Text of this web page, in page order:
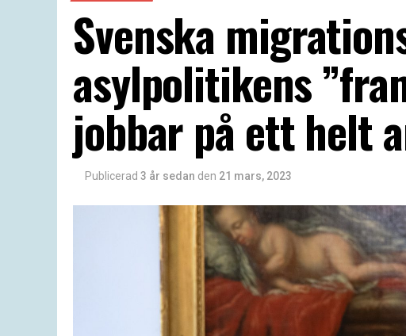
Svenska
asylpolitikens
jobbar på ett helt
Publicerad 3 år sedan den 21 mars, 2023